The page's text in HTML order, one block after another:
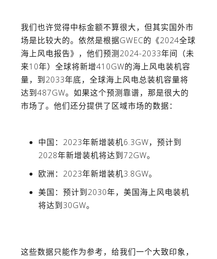
我们也许觉得中标金额不算很大，但其实国外市
场是比较大的。依然是根据GWEC的《2024全球
海上风电报告》，他们预测2024-2033年间（未
来10年）全球将新增410GW的海上风电装机容
量，到2033年底，全球海上风电总装机容量将
达到487GW。如果这个预测靠谱，那是很大的
市场了。他们还分提供了区域市场的数据：
中国 ：2023年新增装机6.3GW，预计到
2028年新增装机将达到72GW。
欧洲 ：2023年新增装机3.8GW。
美国 ：预计到2030年，美国海上风电装机
将达到30GW。
这些数据只能作为参考，给我们一个大致印象，